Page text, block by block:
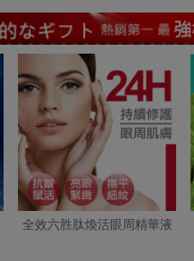
全效六胜肽煥活眼周精華液